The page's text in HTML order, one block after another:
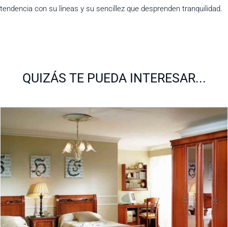
tendencia con su líneas y su sencillez que desprenden tranquilidad.
QUIZÁS TE PUEDA INTERESAR...